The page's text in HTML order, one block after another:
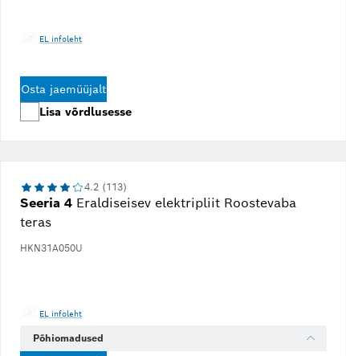
EL infoleht
Osta jaemüüjalt
Lisa võrdlusesse
Seeria 4 Eraldiseisev elektripliit Roostevaba
teras
HKN31A050U
4.2 (113)
EL infoleht
Põhiomadused